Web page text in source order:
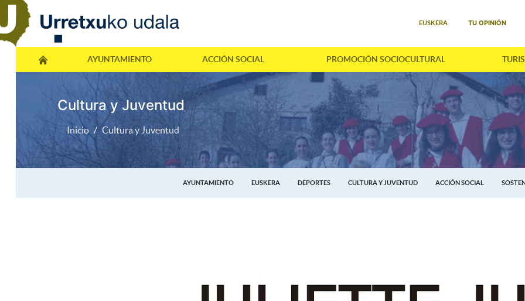
EUSKERA TU OPINIÓN
AYUNTAMIENTO ACCIÓN SOCIAL PROMOCIÓN SOCIOCULTURAL
Cultura y Juventud
Inicio Cultura y Juventud
AYUNTAMIENTO EUSKERA DEPORTES CULTURA Y JUVENTUD ACCIÓN SOCIAL